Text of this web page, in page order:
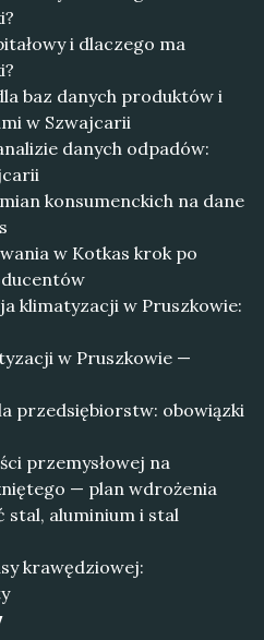
i dlaczego ma
baz danych produktów i
w Szwajcarii
danych odpadów:
konsumenckich na dane
w Kotkas krok po
klimatyzacji w Pruszkowie:
w Pruszkowie —
przedsiębiorstw: obowiązki
przemysłowej na
— plan wdrożenia
stal, aluminium i stal
krawędziowej: